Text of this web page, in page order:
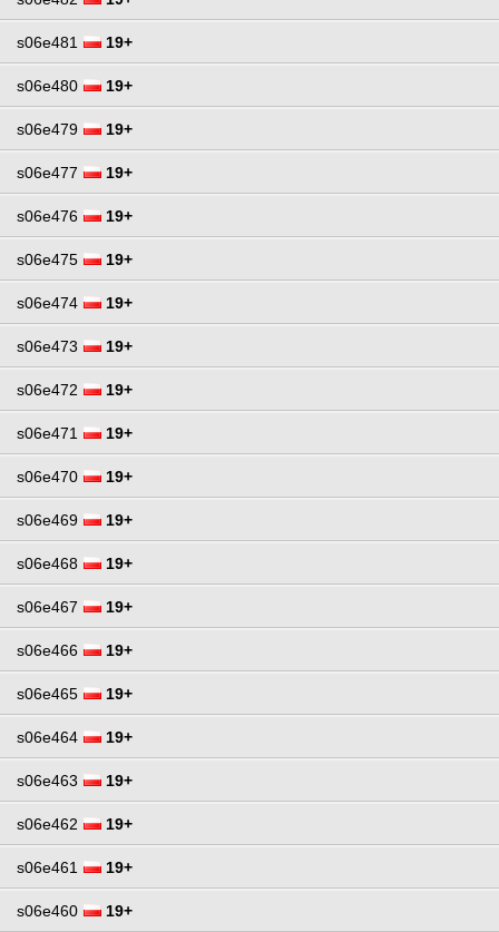
s06e481 19+
s06e480 19+
s06e479 19+
s06e477 19+
s06e476 19+
s06e475 19+
s06e474 19+
s06e473 19+
s06e472 19+
s06e471 19+
s06e470 19+
s06e469 19+
s06e468 19+
s06e467 19+
s06e466 19+
s06e465 19+
s06e464 19+
s06e463 19+
s06e462 19+
s06e461 19+
s06e460 19+